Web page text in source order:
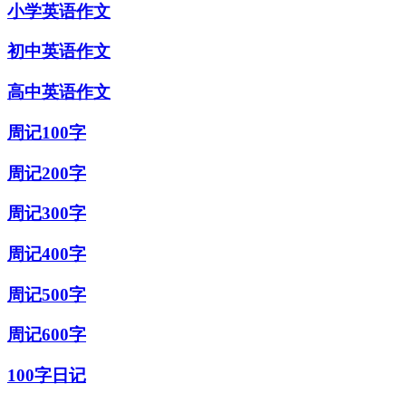
小学英语作文
初中英语作文
高中英语作文
周记100字
周记200字
周记300字
周记400字
周记500字
周记600字
100字日记